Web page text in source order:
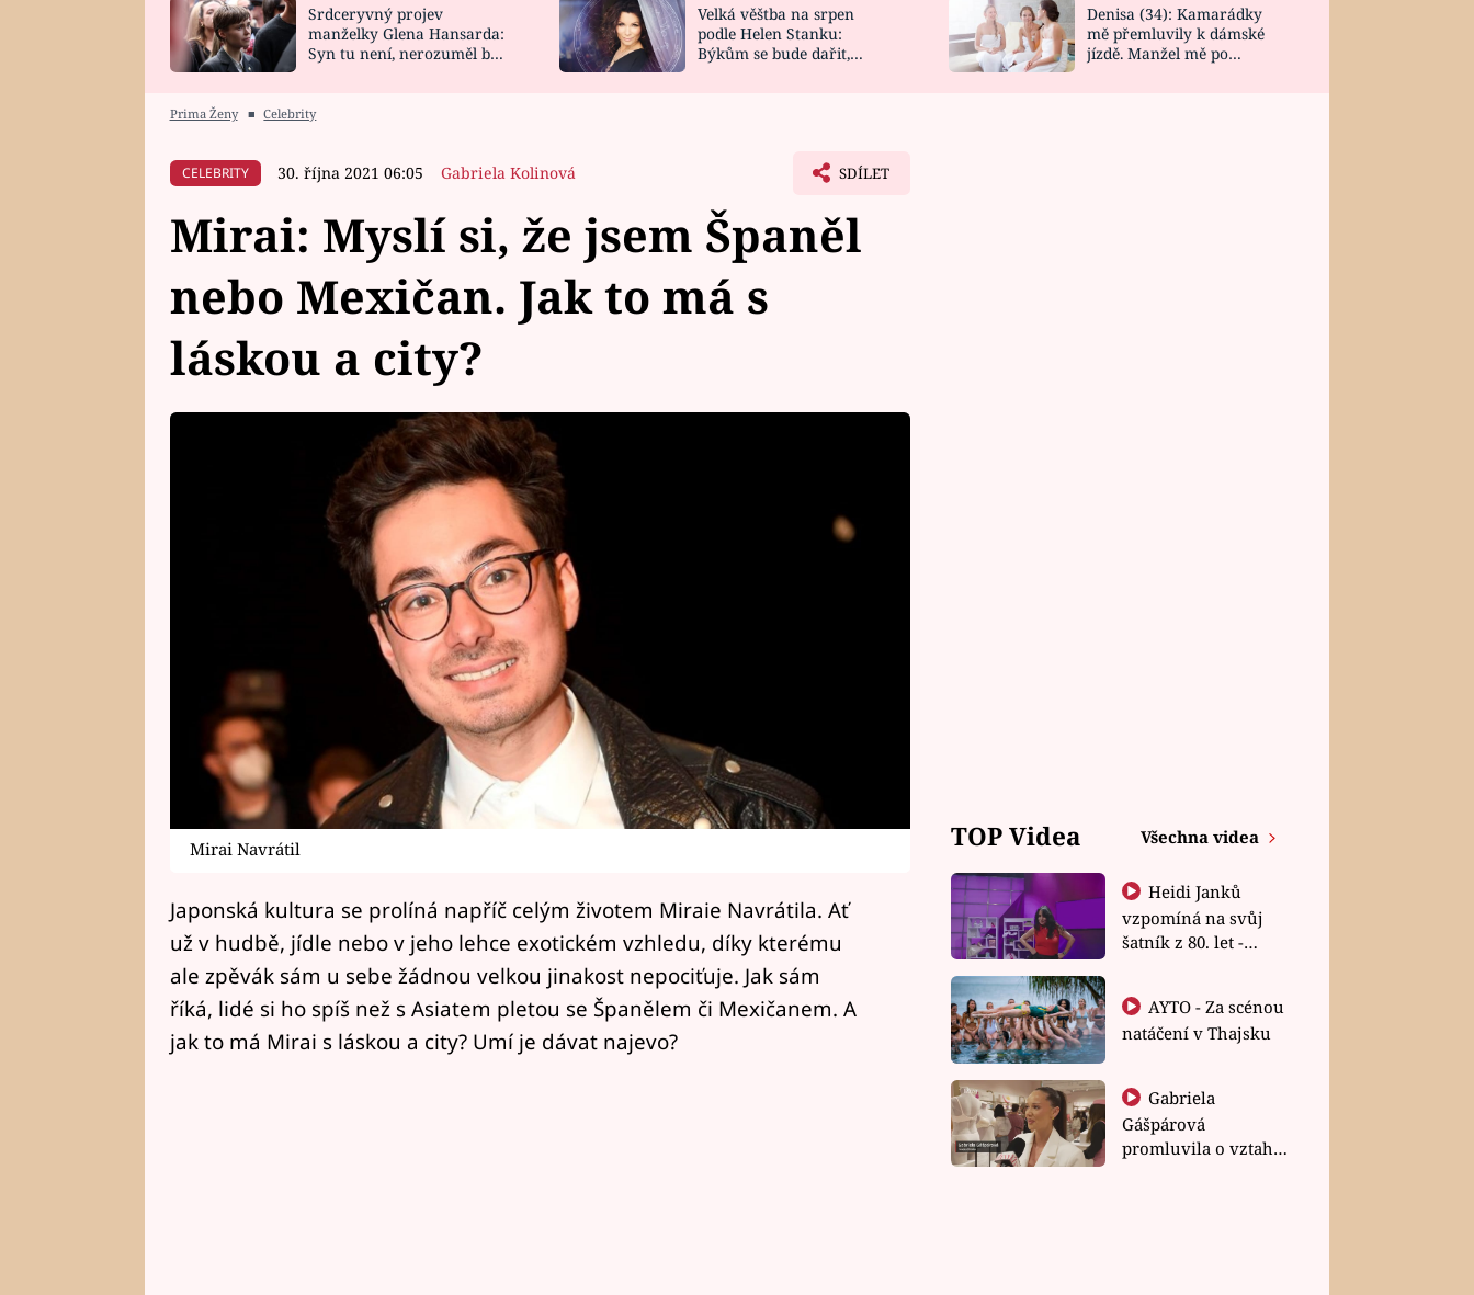
HOROSKOP NA
CELEBRITY
VAŘENÍ
NOVINKY
VIDEORECEPTY
DESIGN
Srdceryvný projev
manželky Glena Hansarda:
Syn tu není, nerozuměl by
Velká věštba na srpen
podle Helen Stanku:
Býkům se bude dařit,
Denisa (34): Kamarádky
mě přemluvily k dámské
jízdě. Manžel mě po
Prima Ženy ■ Celebrity
CELEBRITY 30. října 2021 06:05 Gabriela Kolinová SDÍLET
Mirai: Myslí si, že jsem Španěl
nebo Mexičan. Jak to má s
láskou a city?
Mirai Navrátil
Japonská kultura se prolíná napříč celým životem Miraie Navrátila. Ať
už v hudbě, jídle nebo v jeho lehce exotickém vzhledu, díky kterému
ale zpěvák sám u sebe žádnou velkou jinakost nepociťuje. Jak sám
říká, lidé si ho spíš než s Asiatem pletou se Španělem či Mexičanem. A
jak to má Mirai s láskou a city? Umí je dávat najevo?
TOP Videa Všechna videa
Heidi Janků
vzpomíná na svůj
šatník z 80. let -
natáčení v Thajsku
Gabriela
Gášpárová
promluvila o vztahu